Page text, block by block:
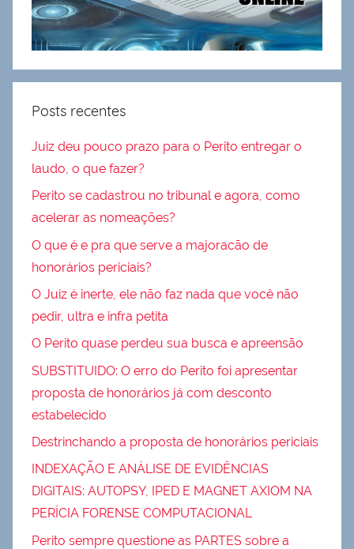
Posts recentes
Juiz deu pouco prazo para o Perito entregar o
laudo, o que fazer?
Perito se cadastrou no tribunal e agora, como
acelerar as nomeações?
O que é e pra que serve a majoracão de
honorários periciais?
O Juiz é inerte, ele não faz nada que você não
pedir, ultra e infra petita
O Perito quase perdeu sua busca e apreensão
SUBSTITUIDO: O erro do Perito foi apresentar
proposta de honorários já com desconto
estabelecido
Destrinchando a proposta de honorários periciais
INDEXAÇÃO E ANÁLISE DE EVIDÊNCIAS
DIGITAIS: AUTOPSY, IPED E MAGNET AXIOM NA
PERÍCIA FORENSE COMPUTACIONAL
Perito sempre questione as PARTES sobre a